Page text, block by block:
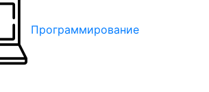
Программирование